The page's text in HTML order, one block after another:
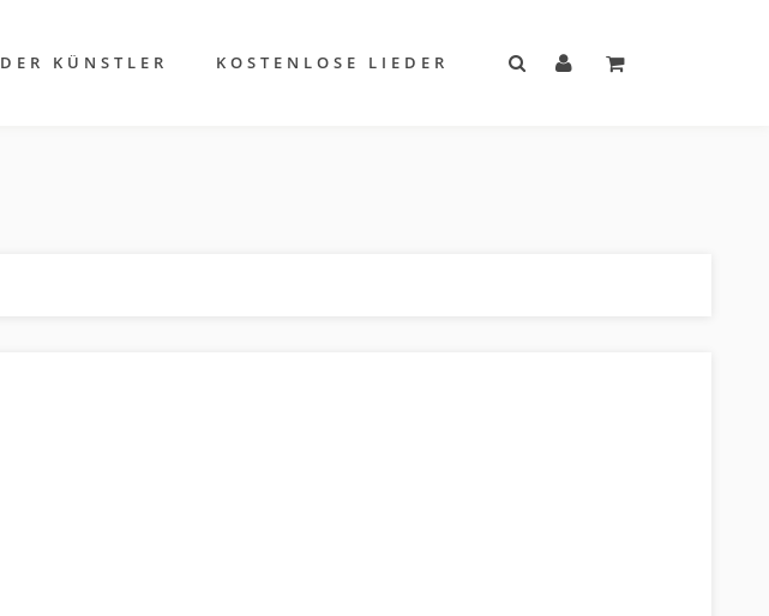
DER KÜNSTLER KOSTENLOSE LIEDER